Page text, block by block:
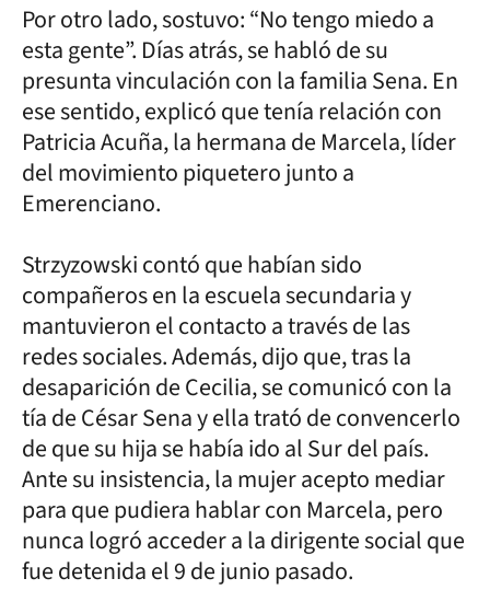
Por otro lado, sostuvo: “No tengo miedo a
esta gente”. Días atrás, se habló de su
presunta vinculación con la familia Sena. En
ese sentido, explicó que tenía relación con
Patricia Acuña, la hermana de Marcela, líder
del movimiento piquetero junto a
Emerenciano.
Strzyzowski contó que habían sido
compañeros en la escuela secundaria y
mantuvieron el contacto a través de las
redes sociales. Además, dijo que, tras la
desaparición de Cecilia, se comunicó con la
tía de César Sena y ella trató de convencerlo
de que su hija se había ido al Sur del país.
Ante su insistencia, la mujer acepto mediar
para que pudiera hablar con Marcela, pero
nunca logró acceder a la dirigente social que
fue detenida el 9 de junio pasado.